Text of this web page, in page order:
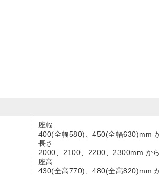
座幅
400(全幅580)、450(全幅630)mm
長さ
2000、2100、2200、2300mm か
座高
430(全高770)、480(全高820)mm